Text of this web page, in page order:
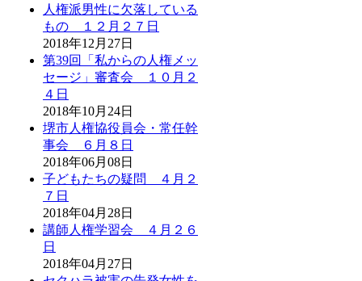
人権派男性に欠落している
もの １２月２７日
2018年12月27日
第39回「私からの人権メッ
セージ」審査会 １０月２
４日
2018年10月24日
堺市人権協役員会・常任幹
事会 ６月８日
2018年06月08日
子どもたちの疑問 ４月２
７日
2018年04月28日
講師人権学習会 ４月２６
日
2018年04月27日